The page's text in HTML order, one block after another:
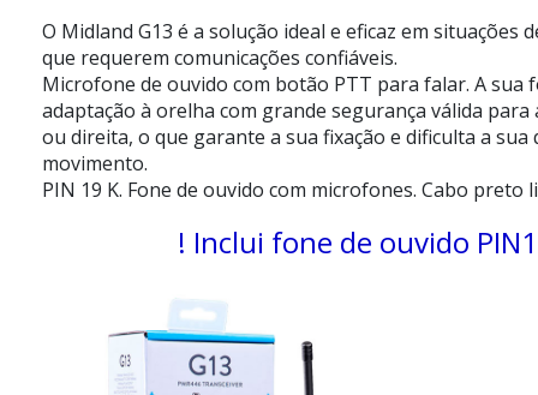
O Midland G13 é a solução ideal e eficaz em situações
que requerem comunicações confiáveis.
Microfone de ouvido com botão PTT para falar. A sua
adaptação à orelha com grande segurança válida
ou direita, o que garante a sua fixação e dificulta a sua
movimento.
PIN 19 K. Fone de ouvido com microfones. Cabo preto
! Inclui fone de ouvido